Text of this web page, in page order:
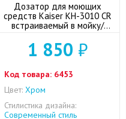
Дозатор для моющих
средств Kaiser KH-3010 CR
встраиваемый в мойку/
1 850 ₽
Код товара: 6453
Цвет: Хром
Стилистика дизайна:
Современный стиль